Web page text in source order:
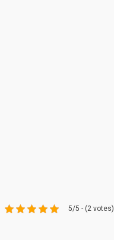
5/5 - (2 votes)